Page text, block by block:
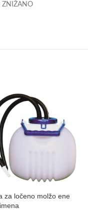
ZNIŽANO
za ločeno molžo ene